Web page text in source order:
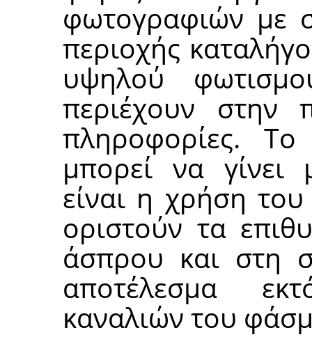
φωτογραφιών με
περιοχής
υψηλού
περιέχουν στην
πληροφορίες.
μπορεί να γίνει
είναι η χρήση
οριστούν τα
άσπρου και στη
αποτέλεσμα
καναλιών του